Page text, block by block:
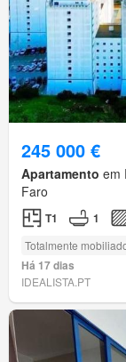
245 000 €
Apartamento em
Faro
T1 1
Totalmente
Há 17 dias
IDEALISTA.PT